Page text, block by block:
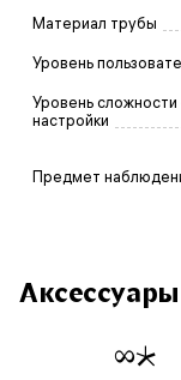
Материал трубы
Уровень
Уровень сложности
настройки
Предмет
Аксессуары